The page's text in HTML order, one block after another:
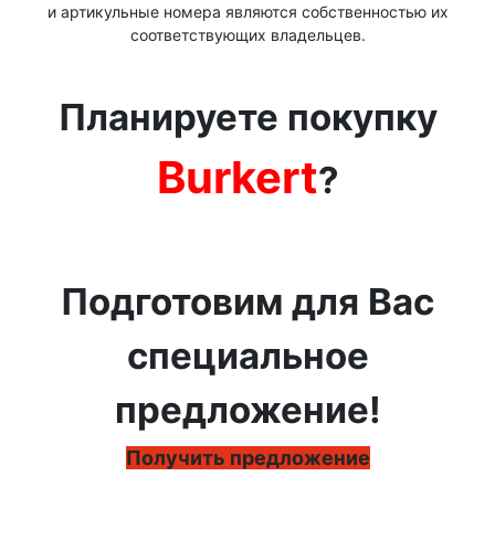
и артикульные номера являются собственностью их
соответствующих владельцев.
Планируете покупку
Burkert?
Подготовим для Вас
специальное
предложение!
Получить предложение